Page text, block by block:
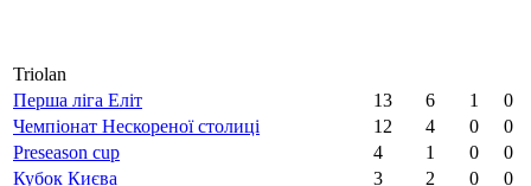
Triolan
Перша ліга Еліт 13 6 1
0
Чемпіонат Нескореної столиці
12 4 0
0
Preseason cup
4 1 0
0
Кубок Києва
3 2 0 0